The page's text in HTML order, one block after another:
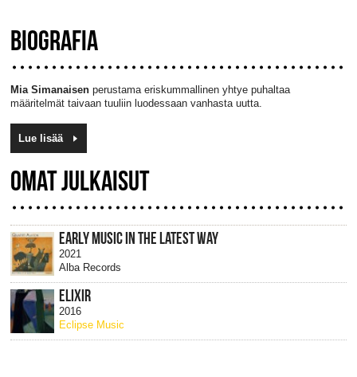
BIOGRAFIA
Mia Simanaisenperustama eriskummallinen yhtye puhaltaa
määritelmät taivaan tuuliin luodessaan vanhasta uutta.
Lue lisää
OMAT JULKAISUT
EARLY MUSIC IN THE LATEST WAY
2021
Alba Records
ELIXIR
2016
Eclipse Music